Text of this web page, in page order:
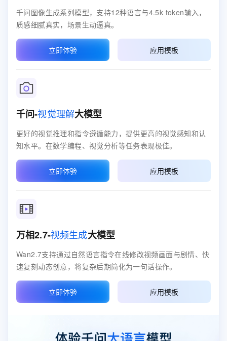
千问图像生成系列模型，支持12种语言与4.5k token输入，
质感细腻真实，场景生动逼真。
立即体验 应用模板
千问-视觉理解大模型
更好的视觉推理和指令遵循能力，提供更高的视觉感知和认
知水平。在数学编程、视觉分析等任务表现极佳。
立即体验 应用模板
万相2.7-视频生成大模型
Wan2.7支持通过自然语言指令在线修改视频画面与剧情、快
速复刻动态创意，将复杂后期简化为一句话操作。
立即体验 应用模板